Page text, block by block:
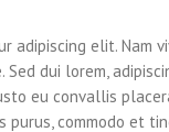
adipiscing elit. Nam
dui lorem,
eu convallis
commodo et